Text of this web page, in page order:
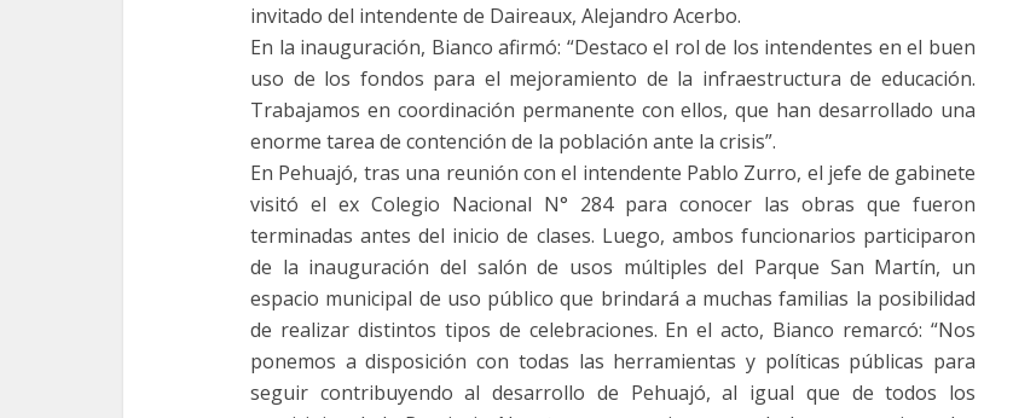
invitado del intendente de Daireaux, Alejandro Acerbo.
En la inauguración, Bianco afirmó: “Destaco el rol de los intendentes en el buen
uso de los fondos para el mejoramiento de la infraestructura de educación.
Trabajamos en coordinación permanente con ellos, que han desarrollado una
enorme tarea de contención de la población ante la crisis”.
En Pehuajó, tras una reunión con el intendente Pablo Zurro, el jefe de gabinete
visitó el ex Colegio Nacional N° 284 para conocer las obras que fueron
terminadas antes del inicio de clases. Luego, ambos funcionarios participaron
de la inauguración del salón de usos múltiples del Parque San Martín, un
espacio municipal de uso público que brindará a muchas familias la posibilidad
de realizar distintos tipos de celebraciones. En el acto, Bianco remarcó: “Nos
ponemos a disposición con todas las herramientas y políticas públicas para
seguir contribuyendo al desarrollo de Pehuajó, al igual que de todos los